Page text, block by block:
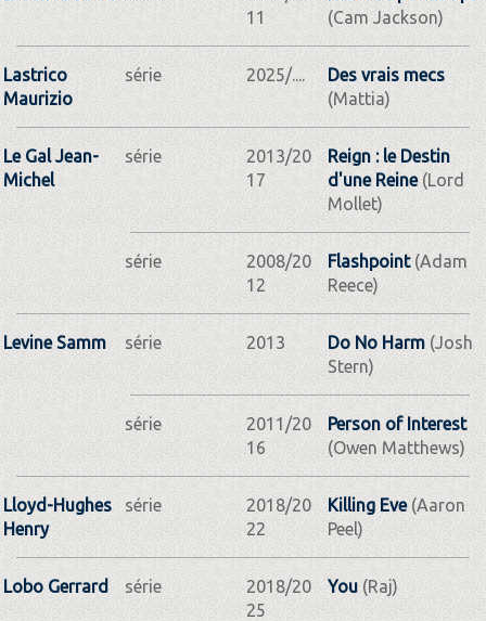
11
(Cam Jackson)
Lastrico
Maurizio
série 2025/....
Des vrais mecs
(Mattia)
Le Gal Jean-
Michel
série
2013/20
17
Reign : le Destin
d'une Reine(Lord
Mollet)
série
2008/20
12
Flashpoint(Adam
Reece)
Levine Samm série 2013 Do No Harm(Josh
Stern)
série
2011/20
16
Person of Interest
(Owen Matthews)
Lloyd-Hughes
Henry
série
2018/20
22
Killing Eve(Aaron
Peel)
Lobo Gerrard série
2018/20
25
You(Raj)